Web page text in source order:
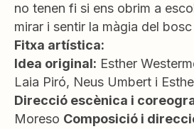
no tenen fi si ens obrim a
mirar i sentir la màgia del
Fitxa artística:
Idea original: Esther
Laia Piró, Neus Umbert i
Direcció escènica i
Moreso Composició i